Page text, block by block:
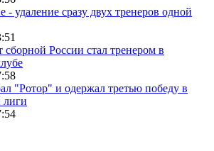
- удаление сразу двух тренеров одной
сборной России стал тренером в
"Ротор" и одержал третью победу в
лиги